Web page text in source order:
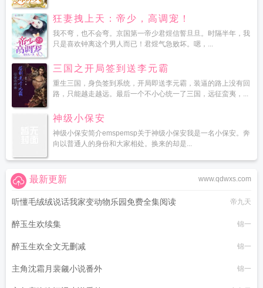
狂妻拽上天：帝少，高调宠！
我不弯，也不会弯。京国第一帝少君煜信誓旦旦。时隔半年，我
只是喜欢钟离这个男人而已！君煜气急败坏。嗯，...
三国之开局签到送李元霸
重生三国，身负签到系统，开局即送李元霸，装逼的路上没有回
路，只能越走越远。最后一个不小心统一了三国，远征蛮夷，...
神级小保安
神级小保安简介emspemsp关于神级小保安我是一名小保安。奔
向以普通人的身份和大家相处。换来的却是...
www.qdwxs.com
最新更新
听懂毛绒绒说话我家变动物乐园免费全集阅读 帝九天
醉玉生欢续集 锦一
醉玉生欢全文无删减 锦一
主角沈霜月裴觎小说番外 锦一